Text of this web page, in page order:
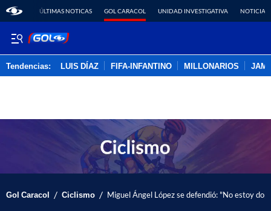
ÚLTIMAS NOTICAS GOL CARACOL UNIDAD INVESTIGATIVA NOTICIAS
Tendencias: LUIS DÍAZ FIFA-INFANTINO MILLONARIOS
Gol Caracol / Ciclismo / Miguel Ángel López se defendió: "No estoy